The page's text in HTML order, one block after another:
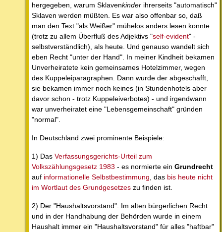
hergegeben, warum Sklavenkinder ihrerseits "automatisch"
Sklaven werden müßten. Es war also offenbar so, daß
man den Text "als Weißer" mühelos anders lesen konnte
(trotz zu allem Überfluß des Adjektivs "self-evident" -
selbstverständlich), als heute. Und genauso wandelt sich
eben Recht "unter der Hand". In meiner Kindheit bekamen
Unverheiratete kein gemeinsames Hotelzimmer, wegen
des Kuppeleiparagraphen. Dann wurde der abgeschafft,
sie bekamen immer noch keines (in Stundenhotels aber
davor schon - trotz Kuppeleiverbotes) - und irgendwann
war unverheiratet eine "Lebensgemeinschaft" gründen
"normal".
In Deutschland zwei prominente Beispiele:
1) Das Verfassungsgerichts-Urteil zum
Volkszählungsgesetz 1983 - es normierte ein Grundrecht
auf informationelle Selbstbestimmung , das bis heute nicht
im Wortlaut des Grundgesetzes zu finden ist.
2) Der "Haushaltsvorstand": Im alten bürgerlichen Recht
und in der Handhabung der Behörden wurde in einem
Haushalt immer ein "Haushaltsvorstand" für alles "haftbar"